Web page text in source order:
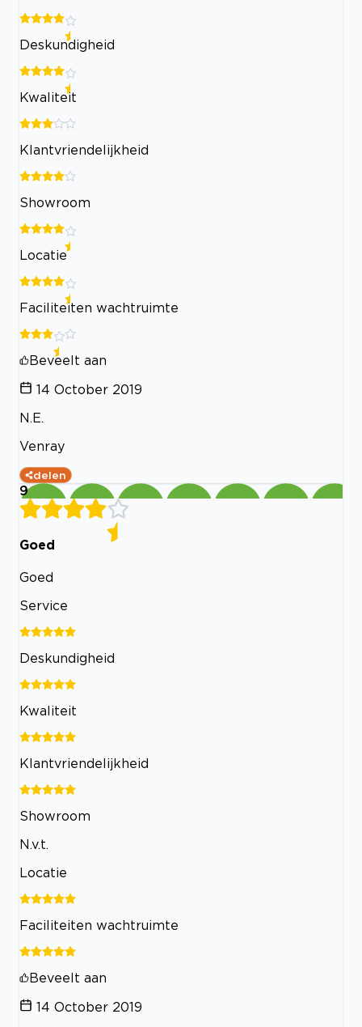
Deskundigheid
Kwaliteit
Klantvriendelijkheid
Showroom
Locatie
Faciliteiten wachtruimte
Beveelt aan
14 October 2019
N.E.
Venray
delen
9
Goed
Goed
Service
Deskundigheid
Kwaliteit
Klantvriendelijkheid
Showroom
N.v.t.
Locatie
Faciliteiten wachtruimte
Beveelt aan
14 October 2019